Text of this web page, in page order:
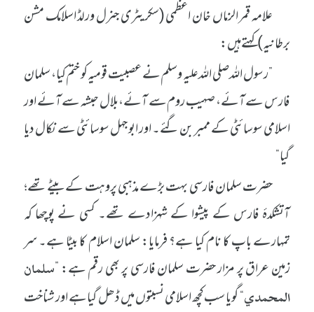
علامہ قمر الزماں خان اعظمی (سکریٹری جنرل ورلڈ اسلامک مشن
برطانیہ) کہتے ہیں:
”رسول اللہ صلی اللہ علیہ وسلم نے عصبیت قومیہ کو ختم کیا، سلمان
فارس سے آئے، صہیب روم سے آئے، بلال حبشہ سے آئے اور
اسلامی سوسائٹی کے ممبر بن گئے۔ اور ابو جہل سوسائٹی سے نکال دیا
گیا“
حضرت سلمان فارسی بہت بڑے مذہبی پروہت کے بیٹے تھے؛
آتشکدۂ فارس کے پیشوا کے شہزادے تھے۔ کسی نے پوچھا کہ
تمہارے باپ کا نام کیا ہے؟ فرمایا: سلمان اسلام کا بیٹا ہے۔ سر
زمین عراق پر مزار حضرت سلمان فارسی پر بھی رقم ہے: ”سلمان
المحمدي“ گویا سب کچھ اسلامی نسبتوں میں ڈھل گیا ہے اور شناخت